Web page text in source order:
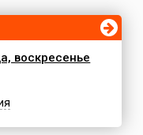
воскресенье